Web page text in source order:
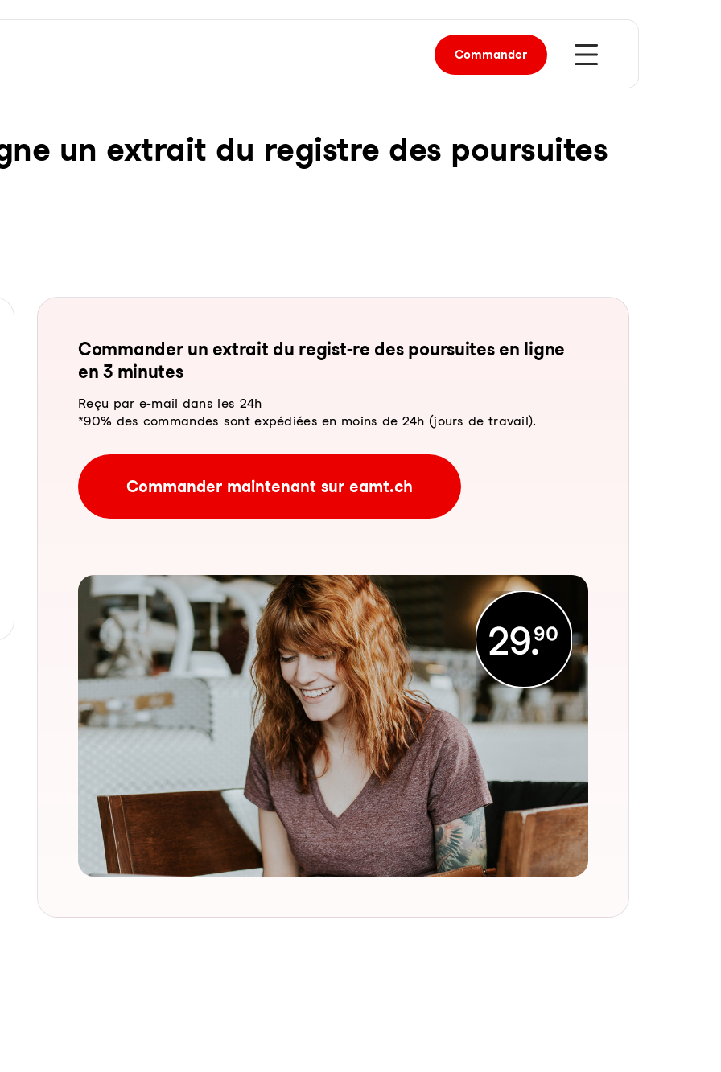
Commander
un ex­trait du re­gist­re des pour­sui­tes
Com­man­der un ex­trait du re­gist-re des pour­sui­tes en li­gne
en 3 mi­nu­tes
Reçu par e-mail dans les 24h
*90% des commandes sont expédiées en moins de 24h (jours de travail).
Commander maintenant sur eamt.ch